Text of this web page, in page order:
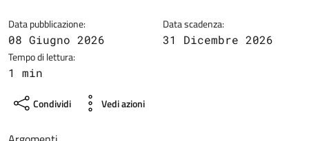
Data pubblicazione:
08 Giugno 2026
Data scadenza:
31 Dicembre 2026
Tempo di lettura:
1 min
Condividi Vedi azioni